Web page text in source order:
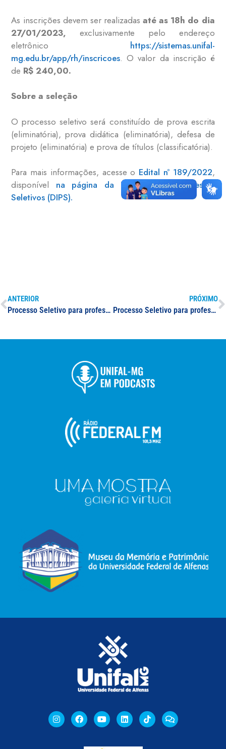
As inscrições devem ser realizadas até as 18h do dia
27/01/2023, exclusivamente pelo endereço
eletrônico https://sistemas.unifal-
mg.edu.br/app/rh/inscricoes. O valor da inscrição é
de R$ 240,00.
Sobre a seleção
O processo seletivo será constituído de prova escrita
(eliminatória), prova didática (eliminatória), defesa de
projeto (eliminatória) e prova de títulos (classificatória).
Para mais informações, acesse o Edital nº 189/2022,
disponível na página da Diretoria de Processos
Seletivos (DIPS).
ANTERIOR
Processo Seletivo para professor (a) substituto (a): Medicina – Ginecologia e Obstetrícia
PRÓXIMO
Processo Seletivo para professor (a) substituto (a): Odontologia – Endodontia I, II e Emergências Médicas